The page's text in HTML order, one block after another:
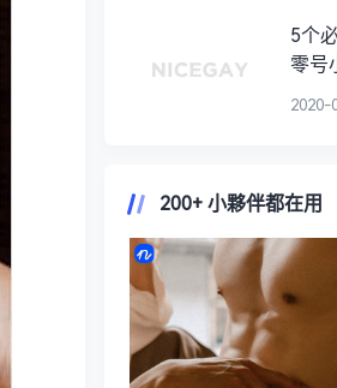
5个
零号
感高
2020-
200+ 小夥伴都在用